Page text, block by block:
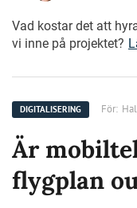
Vad kostar det att
vi inne på projektet?
DIGITALISERING För:
Är
flygplan